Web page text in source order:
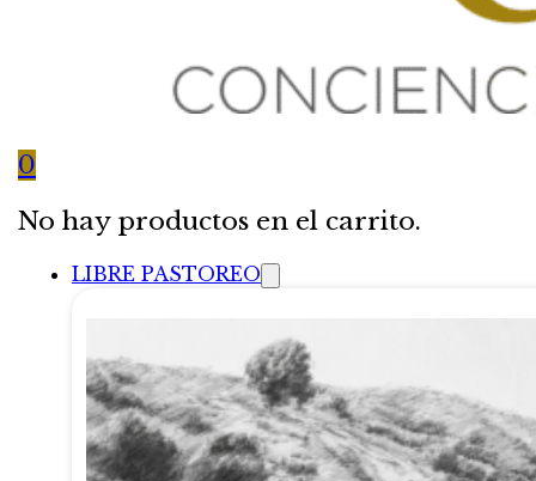
0
No hay productos en el carrito.
LIBRE PASTOREO